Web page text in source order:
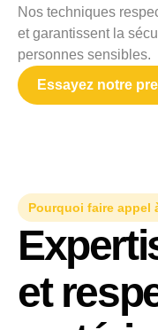
Nos techniques
et garantissent la
personnes sensibles.
Essayez notre
Pourquoi faire appel
et